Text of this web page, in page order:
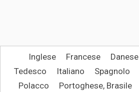
Inglese Francese Danese
Tedesco
Italiano Spagnolo
Polacco
Portoghese, Brasile